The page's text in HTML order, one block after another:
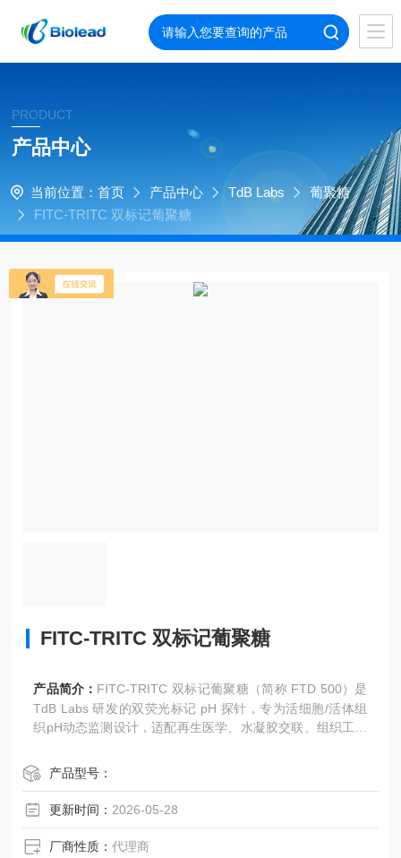
PRODUCT
产品中心
当前位置： 首页 产品中心 TdB Labs
葡聚糖
FITC-TRITC 双标记葡聚糖
FITC-TRITC 双标记葡聚糖
产品简介： FITC-TRITC 双标记葡聚糖（简称 FTD 500）是
TdB Labs 研发的双荧光标记 pH 探针，专为活细胞/活体组
织pH动态监测设计，适配再生医学、水凝胶交联、组织工程
产品型号：
更新时间： 2026-05-28
厂商性质：代理商